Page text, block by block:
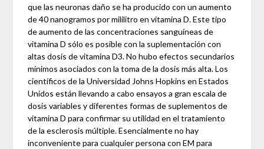
que las neuronas daño se ha producido con un aumento
de 40 nanogramos por mililitro en vitamina D. Este tipo
de aumento de las concentraciones sanguíneas de
vitamina D sólo es posible con la suplementación con
altas dosis de vitamina D3. No hubo efectos secundarios
mínimos asociados con la toma de la dosis más alta. Los
científicos de la Universidad Johns Hopkins en Estados
Unidos están llevando a cabo ensayos a gran escala de
dosis variables y diferentes formas de suplementos de
vitamina D para confirmar su utilidad en el tratamiento
de la esclerosis múltiple. Esencialmente no hay
inconveniente para cualquier persona con EM para